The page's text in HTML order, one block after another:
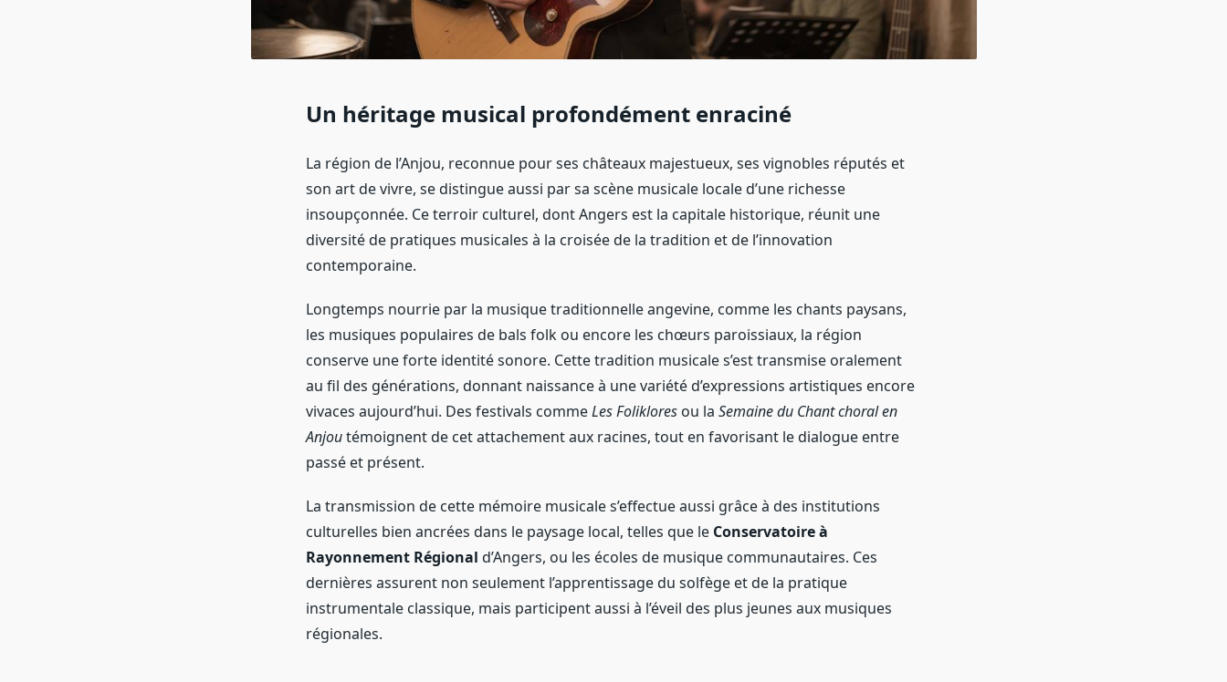
Un héritage musical profondément enraciné
La région de l’Anjou, reconnue pour ses châteaux majestueux, ses vignobles réputés et
son art de vivre, se distingue aussi par sa scène musicale locale d’une richesse
insoupçonnée. Ce terroir culturel, dont Angers est la capitale historique, réunit une
diversité de pratiques musicales à la croisée de la tradition et de l’innovation
contemporaine.
Longtemps nourrie par la musique traditionnelle angevine, comme les chants paysans,
les musiques populaires de bals folk ou encore les chœurs paroissiaux, la région
conserve une forte identité sonore. Cette tradition musicale s’est transmise oralement
au fil des générations, donnant naissance à une variété d’expressions artistiques encore
vivaces aujourd’hui. Des festivals commeLes Folikloresou la Semaine du Chant choral en
Anjoutémoignent de cet attachement aux racines, tout en favorisant le dialogue entre
passé et présent.
La transmission de cette mémoire musicale s’effectue aussi grâce à des institutions
culturelles bien ancrées dans le paysage local, telles que le Conservatoire à
Rayonnement Régional d’Angers, ou les écoles de musique communautaires. Ces
dernières assurent non seulement l’apprentissage du solfège et de la pratique
instrumentale classique, mais participent aussi à l’éveil des plus jeunes aux musiques
régionales.